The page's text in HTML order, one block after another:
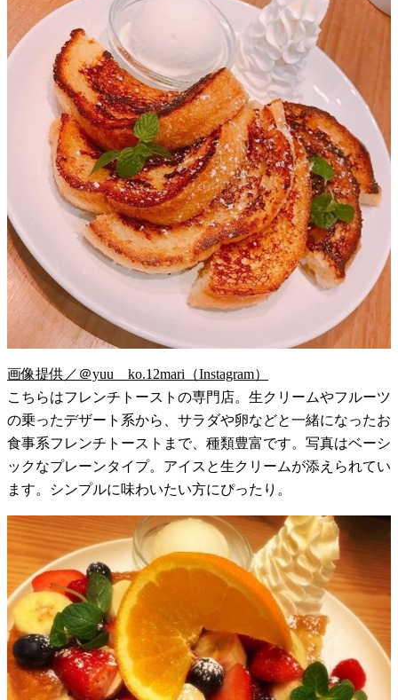
画像提供／＠yuu__ko.12mari（Instagram）
こちらはフレンチトーストの専門店。生クリームやフルーツ
の乗ったデザート系から、サラダや卵などと一緒になったお
食事系フレンチトーストまで、種類豊富です。写真はベーシ
ックなプレーンタイプ。アイスと生クリームが添えられてい
ます。シンプルに味わいたい方にぴったり。